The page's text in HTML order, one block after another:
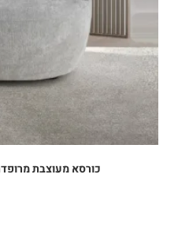
כורסא מעוצבת